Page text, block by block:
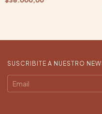
SUSCRIBITE A NUESTRO